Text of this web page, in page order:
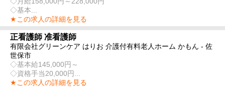
◇基本...
★この求人の詳細を見る
正看護師 准看護師
有限会社グリーンケア はりお 介護付有料老人ホーム かもん - 佐
世保市
◇基本給145,000円～
◇資格手当20,000円...
★この求人の詳細を見る